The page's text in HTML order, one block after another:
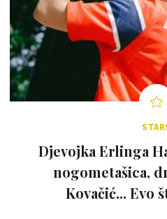
Djevojka Erlinga
nogometašica,
Kovačić... Evo